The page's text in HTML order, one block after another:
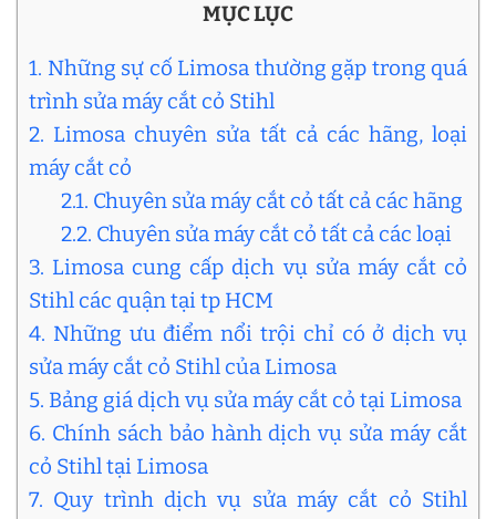
MỤC LỤC
1. Những sự cố Limosa thường gặp trong quá
trình sửa máy cắt cỏ Stihl
2. Limosa chuyên sửa tất cả các hãng, loại
máy cắt cỏ
2.1. Chuyên sửa máy cắt cỏ tất cả các hãng
2.2. Chuyên sửa máy cắt cỏ tất cả các loại
3. Limosa cung cấp dịch vụ sửa máy cắt cỏ
Stihl các quận tại tp HCM
4. Những ưu điểm nổi trội chỉ có ở dịch vụ
sửa máy cắt cỏ Stihl của Limosa
5. Bảng giá dịch vụ sửa máy cắt cỏ tại Limosa
6. Chính sách bảo hành dịch vụ sửa máy cắt
cỏ Stihl tại Limosa
7. Quy trình dịch vụ sửa máy cắt cỏ Stihl